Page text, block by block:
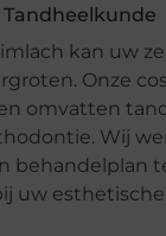
kan uw
Onze
omvatten
Wij
behandelplan
uw